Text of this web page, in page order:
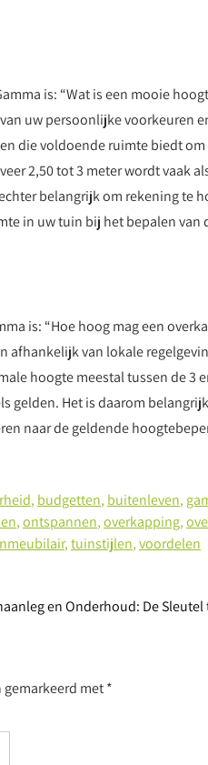
is: “Wat is een mooie
uw persoonlijke voorkeuren
die voldoende ruimte biedt
2,50 tot 3 meter wordt vaak
belangrijk om rekening te
in uw tuin bij het bepalen van
is: “Hoe hoog mag een
afhankelijk van lokale
hoogte meestal tussen de 3
gelden. Het is daarom
naar de geldende
, budgetten, buitenleven,
,ontspannen,overkapping,
,tuinstijlen,voordelen
en Onderhoud: De
gemarkeerd met*